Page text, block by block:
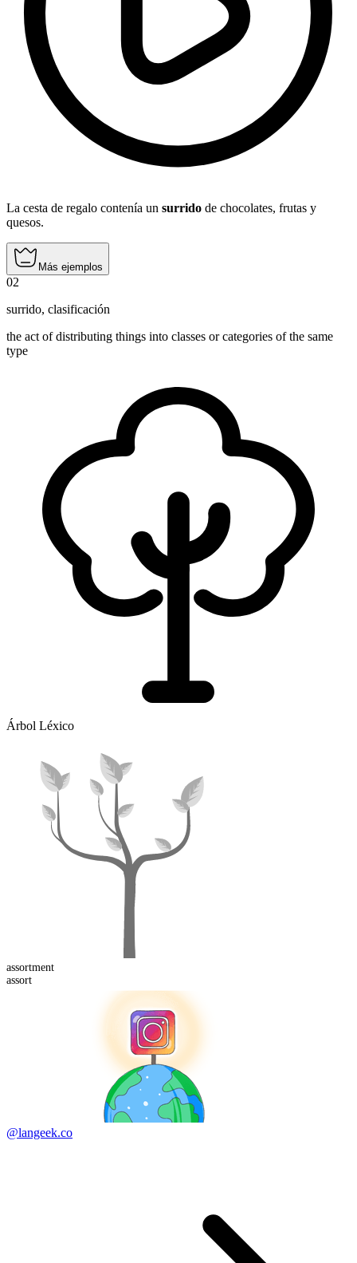
La cesta de regalo contenía un surrido de chocolates, frutas y
quesos.
Más ejemplos
02
surrido, clasificación
the act of distributing things into classes or categories of the same
type
Árbol Léxico
assortment
assort
@langeek.co